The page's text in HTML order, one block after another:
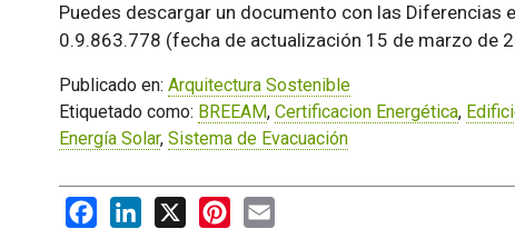
Puedes descargar un documento con las Diferencias
0.9.863.778 (fecha de actualización 15 de marzo de
Publicado en: Arquitectura Sostenible
Etiquetado como: BREEAM, Certificacion Energética,
Energía Solar, Sistema de Evacuación
FacebookLinkedIn
X PinterestEmail